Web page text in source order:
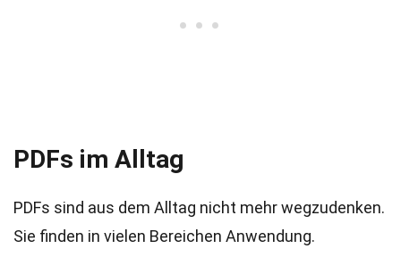
PDFs im Alltag
PDFs sind aus dem Alltag nicht mehr wegzudenken.
Sie finden in vielen Bereichen Anwendung.